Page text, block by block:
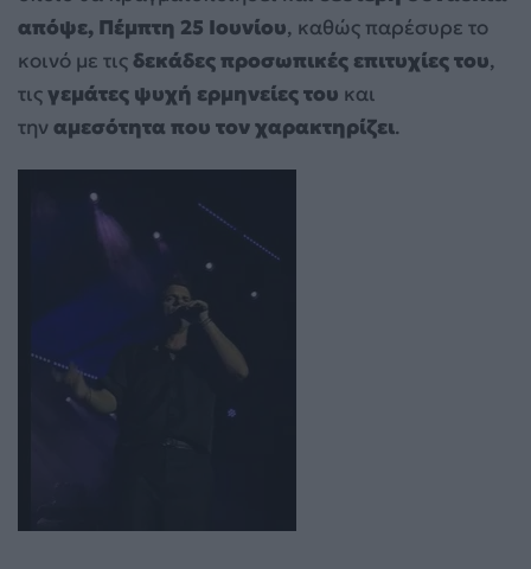
απόψε, Πέμπτη 25 Ιουνίου, καθώς παρέσυρε το
κοινό με τιςδεκάδες προσωπικές επιτυχίες του,
τιςγεμάτες ψυχή ερμηνείες του και
τηναμεσότητα που τον χαρακτηρίζει.